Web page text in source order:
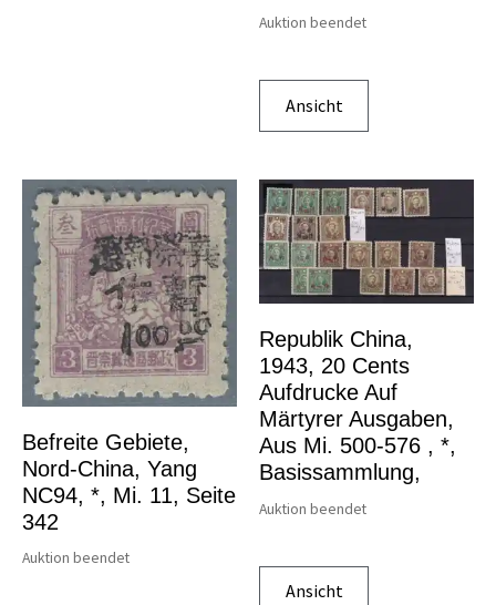
Auktion beendet
Ansicht
Befreite Gebiete,
Nord-China, Yang
NC94, *, Mi. 11, Seite
342
Auktion beendet
Republik China,
1943, 20 Cents
Aufdrucke Auf
Märtyrer Ausgaben,
Aus Mi. 500-576 , *,
Basissammlung,
Auktion beendet
Ansicht